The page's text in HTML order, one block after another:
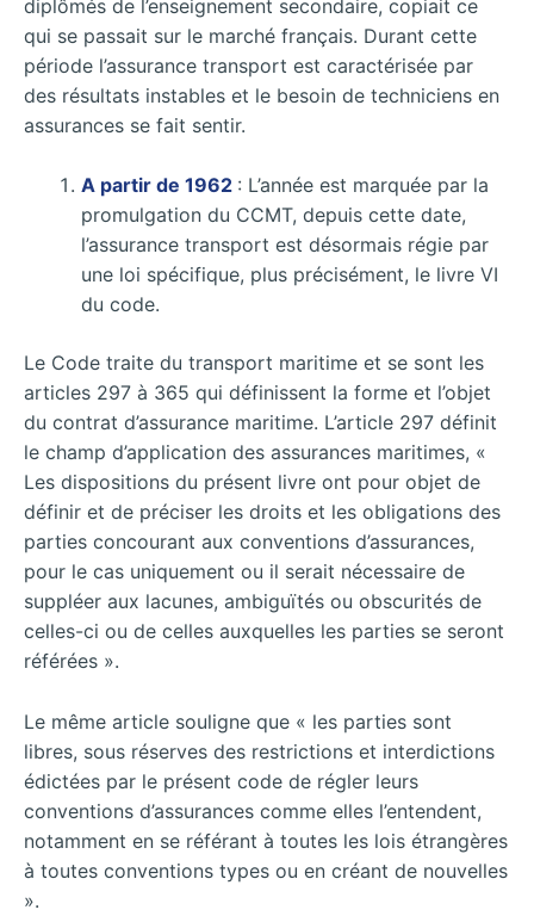
diplômés de l’enseignement secondaire, copiait ce
qui se passait sur le marché français. Durant cette
période l’assurance transport est caractérisée par
des résultats instables et le besoin de techniciens en
assurances se fait sentir.
A partir de 1962 : L’année est marquée par la
promulgation du CCMT, depuis cette date,
l’assurance transport est désormais régie par
une loi spécifique, plus précisément, le livre VI
du code.
Le Code traite du transport maritime et se sont les
articles 297 à 365 qui définissent la forme et l’objet
du contrat d’assurance maritime. L’article 297 définit
le champ d’application des assurances maritimes, «
Les dispositions du présent livre ont pour objet de
définir et de préciser les droits et les obligations des
parties concourant aux conventions d’assurances,
pour le cas uniquement ou il serait nécessaire de
suppléer aux lacunes, ambiguïtés ou obscurités de
celles-ci ou de celles auxquelles les parties se seront
référées ».
Le même article souligne que « les parties sont
libres, sous réserves des restrictions et interdictions
édictées par le présent code de régler leurs
conventions d’assurances comme elles l’entendent,
notamment en se référant à toutes les lois étrangères
à toutes conventions types ou en créant de nouvelles
».